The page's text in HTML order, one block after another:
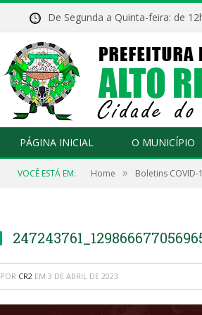
De Segunda a Quinta-feira: de
PÁGINA INICIAL O MUNICÍPIO
VOCÊ ESTÁ EM: Home » Boletins COVID-
POR CR2 EM 3 DE ABRIL DE 2023